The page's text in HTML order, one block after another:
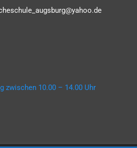
zwischen 10.00 – 14.00 Uhr